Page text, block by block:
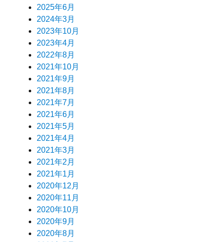
2025年6月
2024年3月
2023年10月
2023年4月
2022年8月
2021年10月
2021年9月
2021年8月
2021年7月
2021年6月
2021年5月
2021年4月
2021年3月
2021年2月
2021年1月
2020年12月
2020年11月
2020年10月
2020年9月
2020年8月